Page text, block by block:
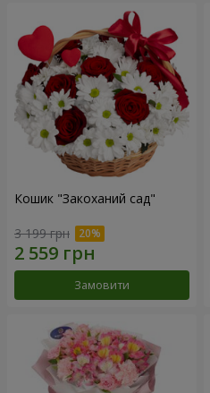
Кошик "Закоханий сад"
3 199 грн
Замовити